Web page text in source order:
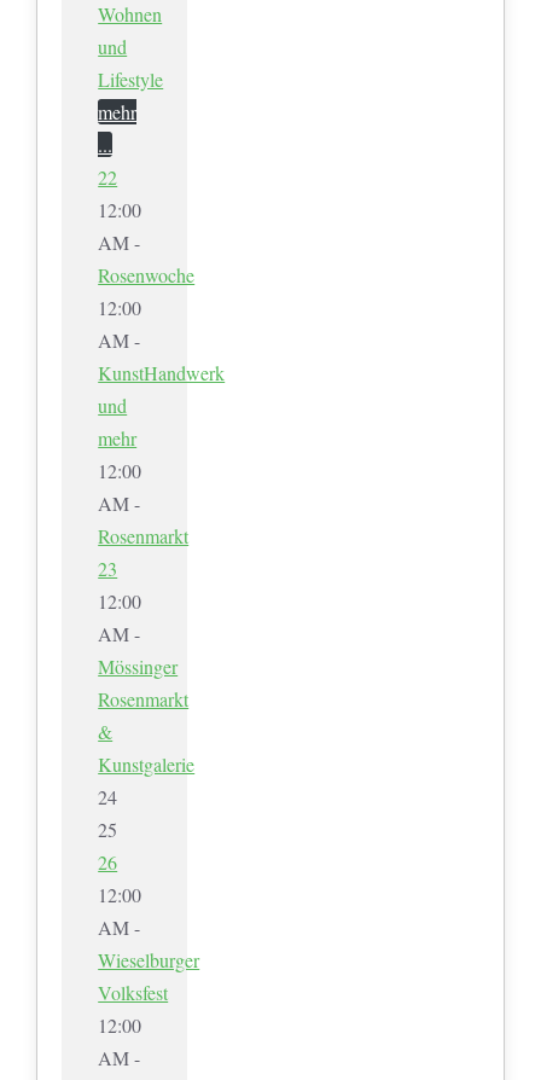
Wohnen
und
Lifestyle
mehr
...
22
12:00
AM -
Rosenwoche
12:00
AM -
KunstHandwerk
und
mehr
12:00
AM -
Rosenmarkt
23
12:00
AM -
Mössinger
Rosenmarkt
&
Kunstgalerie
24
25
26
12:00
AM -
Wieselburger
Volksfest
12:00
AM -